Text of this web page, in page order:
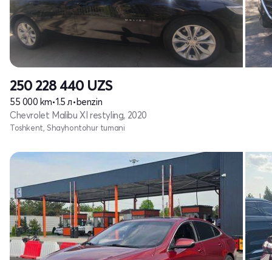
250 228 440 UZS
55 000 km•1.5 л•benzin
Chevrolet Malibu XI restyling, 2020
Toshkent, Shayhontohur tumani